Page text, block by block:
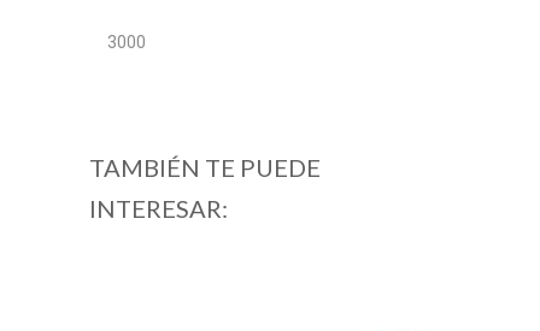
3000
TAMBIÉN TE PUEDE
INTERESAR: